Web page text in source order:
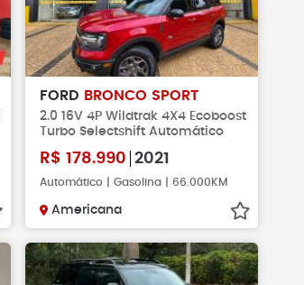
FORD BRONCO SPORT
2.0 16V 4P Wildtrak 4X4 Ecoboost
Turbo Selectshift Automático
R$ 178.990 2021
Automático | Gasolina | 66.000KM
Americana